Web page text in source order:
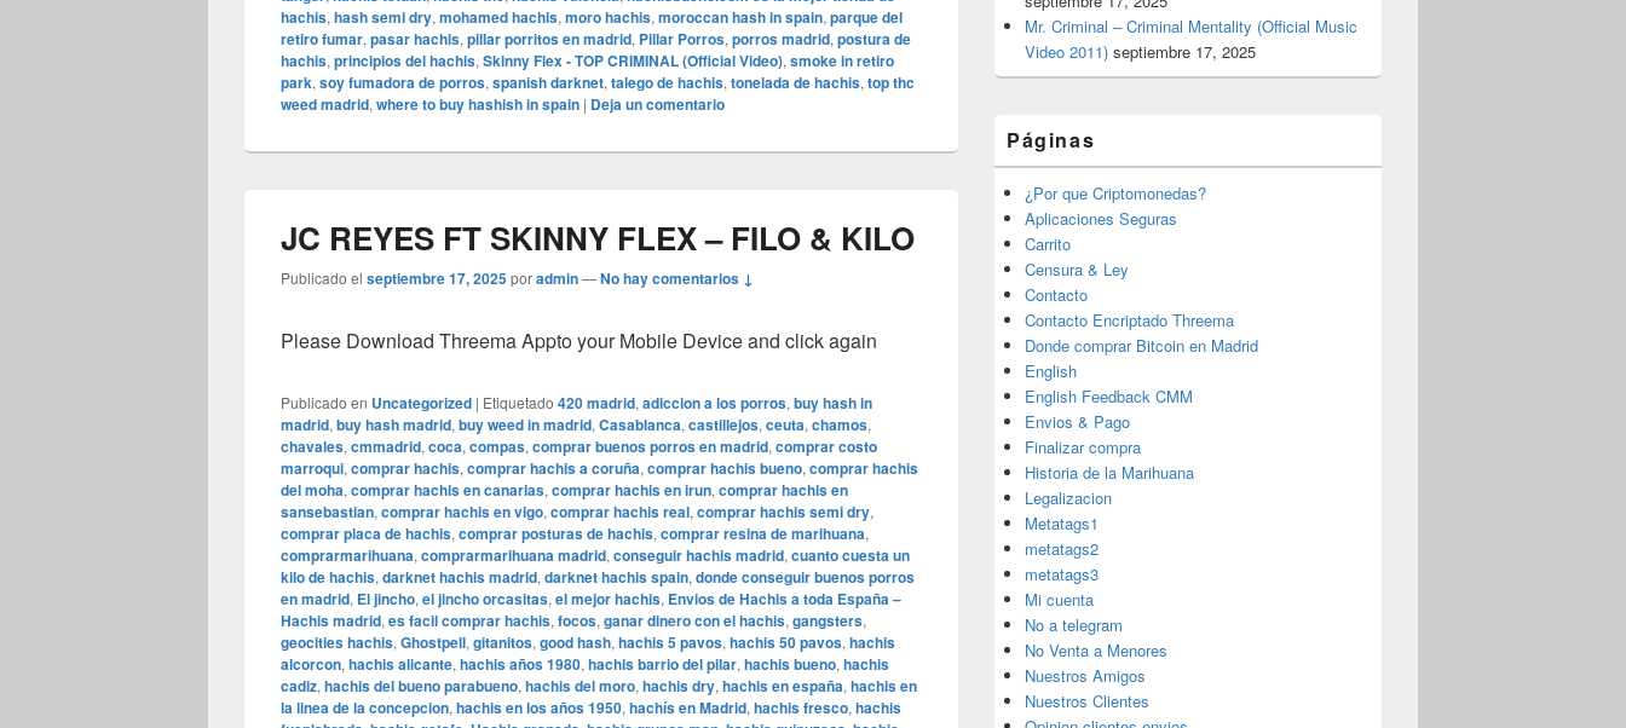
hachis, hash semi dry, mohamed hachis, moro hachis, moroccan hash in spain, parque del
retiro fumar, pasar hachis, pillar porritos en madrid, Pillar Porros, porros madrid, postura de
hachis, principios del hachis, Skinny Flex - TOP CRIMINAL (Official Video), smoke in retiro
park, soy fumadora de porros, spanish darknet, talego de hachis, tonelada de hachis, top thc
weed madrid, where to buy hashish in spain | Deja un comentario
JC REYES FT SKINNY FLEX – FILO & KILO
Publicado el septiembre 17, 2025poradmin—No hay comentarios ↓
Please Download Threema Appto your Mobile Device and click again
Publicado en Uncategorized | Etiquetado 420 madrid, adiccion a los porros, buy hash in
madrid, buy hash madrid, buy weed in madrid, Casablanca, castillejos, ceuta, chamos,
chavales, cmmadrid, coca, compas, comprar buenos porros en madrid, comprar costo
marroqui, comprar hachis, comprar hachis a coruña, comprar hachis bueno, comprar hachis
del moha, comprar hachis en canarias, comprar hachis en irun, comprar hachis en
sansebastian, comprar hachis en vigo, comprar hachis real, comprar hachis semi dry,
comprar placa de hachis, comprar posturas de hachis, comprar resina de marihuana,
comprarmarihuana, comprarmarihuana madrid, conseguir hachis madrid, cuanto cuesta un
kilo de hachis, darknet hachis madrid, darknet hachis spain, donde conseguir buenos porros
en madrid, El jincho, el jincho orcasitas, el mejor hachis, Envios de Hachis a toda España –
Hachis madrid, es facil comprar hachis, focos, ganar dinero con el hachis, gangsters,
geocities hachis, Ghostpell, gitanitos, good hash, hachis 5 pavos, hachis 50 pavos, hachis
alcorcon, hachis alicante, hachis años 1980, hachis barrio del pilar, hachis bueno, hachis
cadiz, hachis del bueno parabueno, hachis del moro, hachis dry, hachis en españa, hachis en
la linea de la concepcion, hachis en los años 1950, hachís en Madrid, hachis fresco, hachis
Mr. Criminal – Criminal Mentality (Official Music
Video 2011) septiembre 17, 2025
Páginas
¿Por que Criptomonedas?
Aplicaciones Seguras
Carrito
Censura & Ley
Contacto
Contacto Encriptado Threema
Donde comprar Bitcoin en Madrid
English
English Feedback CMM
Envios & Pago
Finalizar compra
Historia de la Marihuana
Legalizacion
Metatags1
metatags2
metatags3
Mi cuenta
No a telegram
No Venta a Menores
Nuestros Amigos
Nuestros Clientes